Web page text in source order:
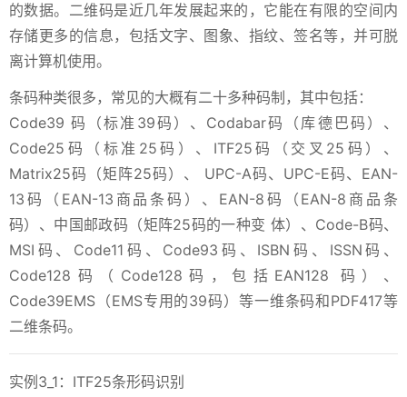
的数据。二维码是近几年发展起来的，它能在有限的空间内
存储更多的信息，包括文字、图象、指纹、签名等，并可脱
离计算机使用。
条码种类很多，常见的大概有二十多种码制，其中包括：
Code39 码（标准39码）、Codabar码（库德巴码）、
Code25码（标准25码）、ITF25码（交叉25码）、
Matrix25码（矩阵25码）、 UPC-A码、UPC-E码、EAN-
13码（EAN-13商品条码）、EAN-8码（EAN-8商品条
码）、中国邮政码（矩阵25码的一种变 体）、Code-B码、
MSI码、Code11码、Code93码、ISBN码、ISSN码、
Code128码（Code128码，包括EAN128 码）、
Code39EMS（EMS专用的39码）等一维条码和PDF417等
二维条码。
实例3_1：ITF25条形码识别